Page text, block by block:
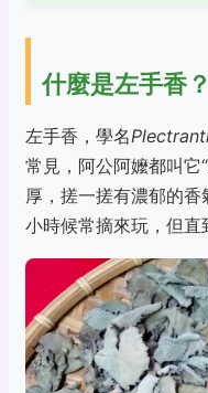
什麼是左手香
左手香，學名
常見，阿公阿嬤都叫它
厚，搓一搓有濃郁的
小時候常摘來玩，但直